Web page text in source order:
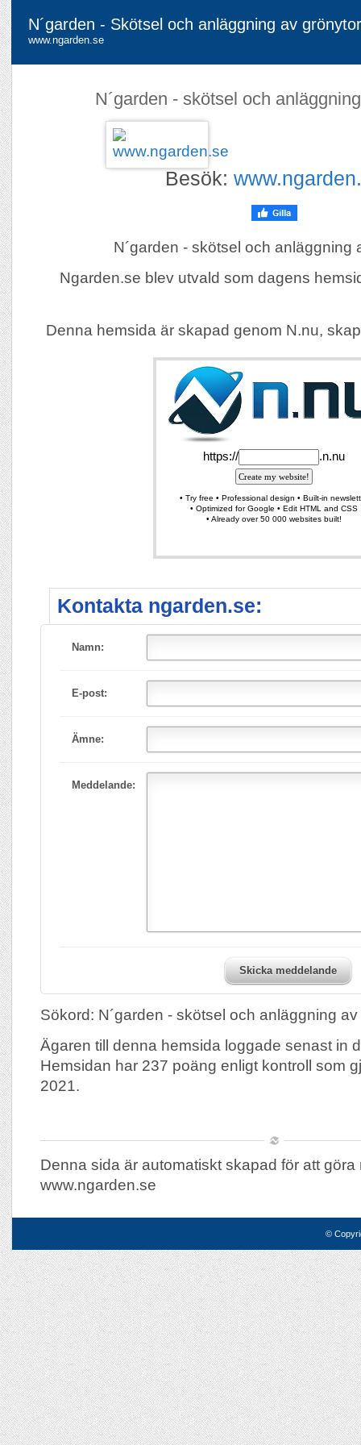
N´garden - Skötsel och anläggning av grönytor
www.ngarden.se
N´garden - skötsel och
Besök:
N´garden - skötsel och anläggning
Ngarden.se blev utvald som dagens
Denna hemsida är skapad genom N.nu,
Kontakta ngarden.se:
Namn:
E-post:
Ämne:
Meddelande:
Skicka meddelande
Sökord: N´garden - skötsel och anläggning
Ägaren till denna hemsida loggade senast in
Hemsidan har 237 poäng enligt kontroll som
2021.
Denna sida är automatiskt skapad för att göra
www.ngarden.se
©